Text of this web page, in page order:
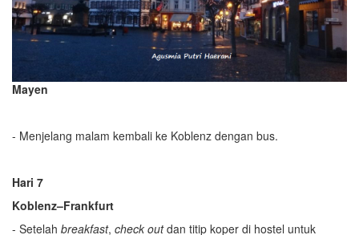
Mayen
- Menjelang malam kembali ke Koblenz dengan bus.
Hari 7
Koblenz–Frankfurt
- Setelah breakfast, check outdan titip koper di hostel untuk